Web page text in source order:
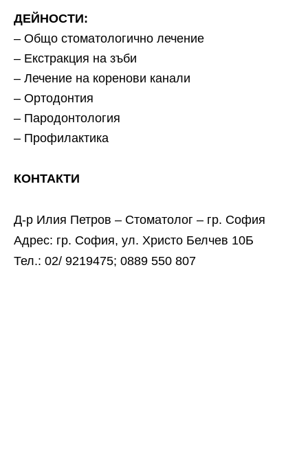
ДЕЙНОСТИ:
– Общо стоматологично лечение
– Екстракция на зъби
– Лечение на коренови канали
– Ортодонтия
– Пародонтология
– Профилактика
КОНТАКТИ
Д-р Илия Петров – Стоматолог – гр. София
Адрес: гр. София, ул. Христо Белчев 10Б
Тел.: 02/ 9219475; 0889 550 807